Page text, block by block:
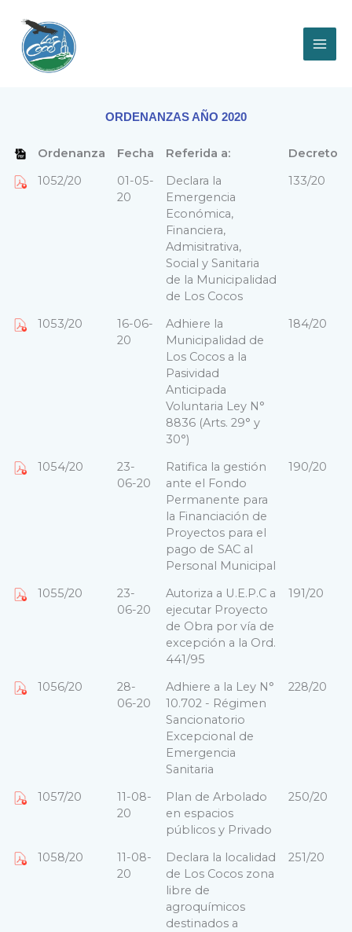
contenido
ORDENANZAS AÑO 2020
Ordenanza Fecha Referida a:
Decreto
1052/20
01-05-
20
Declara la
Emergencia
Económica,
Financiera,
Admisitrativa,
Social y Sanitaria
de la Municipalidad
de Los Cocos
133/20
1053/20
16-06-
20
Adhiere la
Municipalidad de
Los Cocos a la
Pasividad
Anticipada
Voluntaria Ley N°
8836 (Arts. 29° y
30°)
184/20
1054/20
23-
06-20
Ratifica la gestión
ante el Fondo
Permanente para
la Financiación de
Proyectos para el
pago de SAC al
Personal Municipal
190/20
1055/20
23-
06-20
Autoriza a U.E.P.C a
ejecutar Proyecto
de Obra por vía de
excepción a la Ord.
441/95
191/20
1056/20
28-
06-20
Adhiere a la Ley N°
10.702 - Régimen
Sancionatorio
Excepcional de
Emergencia
Sanitaria
228/20
1057/20
11-08-
20
Plan de Arbolado
en espacios
públicos y Privado
250/20
1058/20
11-08-
20
Declara la localidad
de Los Cocos zona
libre de
agroquímicos
destinados a
251/20